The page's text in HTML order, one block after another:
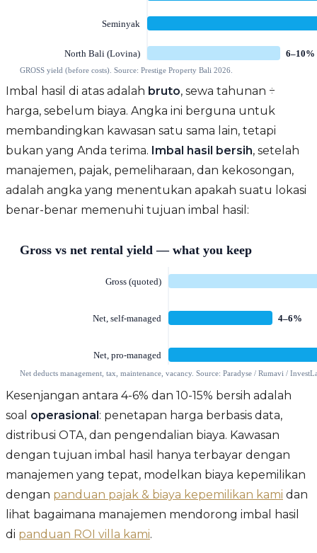
Imbal hasil di atas adalah bruto, sewa tahunan ÷
harga, sebelum biaya. Angka ini berguna untuk
membandingkan kawasan satu sama lain, tetapi
bukan yang Anda terima. Imbal hasil bersih, setelah
manajemen, pajak, pemeliharaan, dan kekosongan,
adalah angka yang menentukan apakah suatu lokasi
benar-benar memenuhi tujuan imbal hasil:
Kesenjangan antara 4-6% dan 10-15% bersih adalah
soal operasional: penetapan harga berbasis data,
distribusi OTA, dan pengendalian biaya. Kawasan
dengan tujuan imbal hasil hanya terbayar dengan
manajemen yang tepat, modelkan biaya kepemilikan
dengan panduan pajak & biaya kepemilikan kami dan
lihat bagaimana manajemen mendorong imbal hasil
di panduan ROI villa kami.